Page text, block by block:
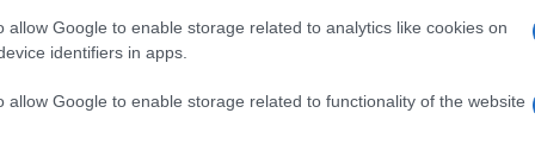
allow Google to enable storage related to analytics like cookies on
identifiers in apps.
allow Google to enable storage related to functionality of the website
μάτσα, σπανάκι, μαρούλι,
ισχυρό αντιοξειδωτικό και